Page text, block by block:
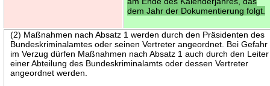
dem Jahr der Dokumentierung folgt.
(2) Maßnahmen nach Absatz 1 werden durch den Präsidenten des
Bundeskriminalamtes oder seinen Vertreter angeordnet. Bei Gefahr
im Verzug dürfen Maßnahmen nach Absatz 1 auch durch den Leiter
einer Abteilung des Bundeskriminalamts oder dessen Vertreter
angeordnet werden.